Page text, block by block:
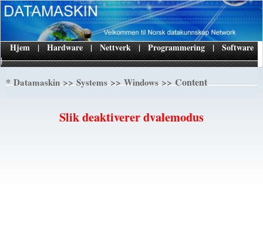
|
Hjem | Hardware | Nettverk | Programmering | Software
*Datamaskin>>Systems>>Windows>> Content
Slik deaktiverer dvalemodus